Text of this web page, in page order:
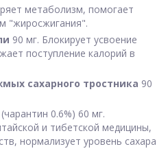
метаболизм, помогает
"жиросжигания".
90 мг. Блокирует усвоение
поступление калорий в
сахарного тростника 90
(чарантин 0.6%) 60 мг.
и тибетской медицины,
нормализует уровень сахара